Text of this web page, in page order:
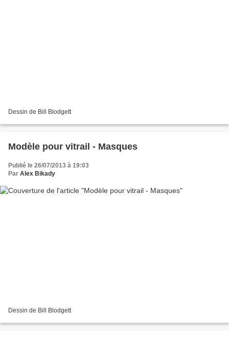
Dessin de Bill Blodgett
Modèle pour vitrail - Masques
Publié le 26/07/2013 à 19:03
Par Alex Bikady
Dessin de Bill Blodgett